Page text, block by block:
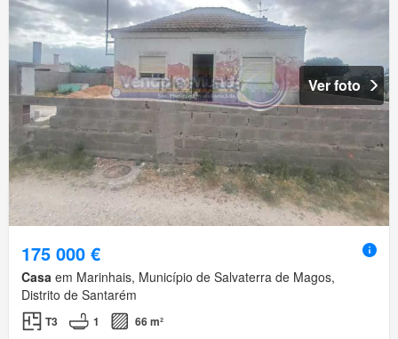
Ver foto
175 000 €
Casa em Marinhais, Município de Salvaterra de Magos,
Distrito de Santarém
T3 1 66 m²